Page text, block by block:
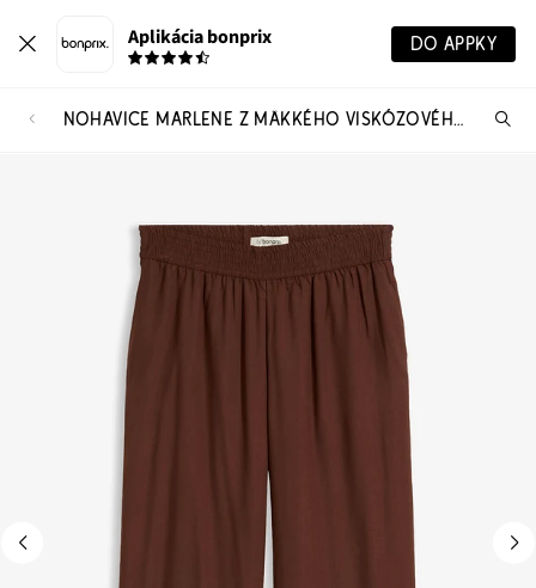
Aplikácia bonprix DO APPKY
NOHAVICE MARLENE Z MÄKKÉHO VISKÓZOVÉHO MIXU